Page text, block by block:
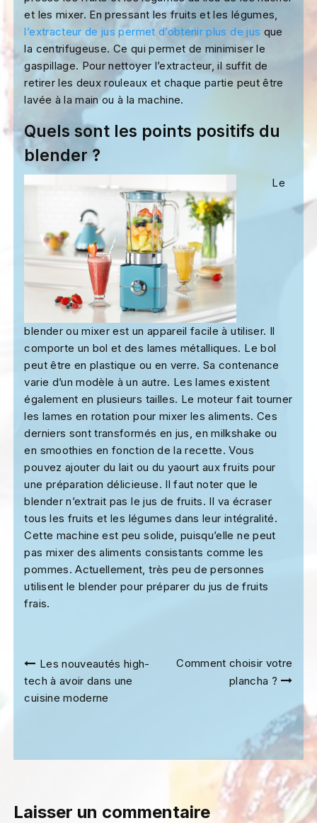
et les mixer. En pressant les fruits et les légumes,
l’extracteur de jus permet d’obtenir plus de jus que
la centrifugeuse. Ce qui permet de minimiser le
gaspillage. Pour nettoyer l’extracteur, il suffit de
retirer les deux rouleaux et chaque partie peut être
lavée à la main ou à la machine.
Quels sont les points positifs du
blender ?
Le
blender ou mixer est un appareil facile à utiliser. Il
comporte un bol et des lames métalliques. Le bol
peut être en plastique ou en verre. Sa contenance
varie d’un modèle à un autre. Les lames existent
également en plusieurs tailles. Le moteur fait tourner
les lames en rotation pour mixer les aliments. Ces
derniers sont transformés en jus, en milkshake ou
en smoothies en fonction de la recette. Vous
pouvez ajouter du lait ou du yaourt aux fruits pour
une préparation délicieuse. Il faut noter que le
blender n’extrait pas le jus de fruits. Il va écraser
tous les fruits et les légumes dans leur intégralité.
Cette machine est peu solide, puisqu’elle ne peut
pas mixer des aliments consistants comme les
pommes. Actuellement, très peu de personnes
utilisent le blender pour préparer du jus de fruits
frais.
Navigation
l’article
Les nouveautés high-
tech à avoir dans une
cuisine moderne
Comment choisir votre
plancha ?
Laisser un commentaire